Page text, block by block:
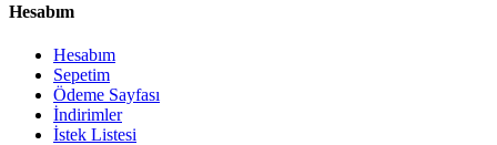
Hesabım
Hesabım
Sepetim
Ödeme Sayfası
İndirimler
İstek Listesi